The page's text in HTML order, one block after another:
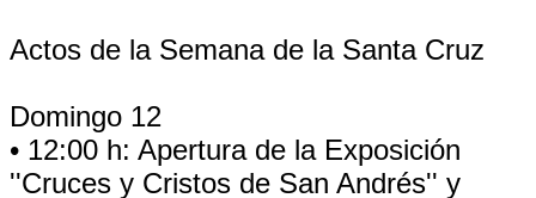
Actos de la Semana de la Santa Cruz
Domingo 12
• 12:00 h: Apertura de la Exposición
''Cruces y Cristos de San Andrés'' y